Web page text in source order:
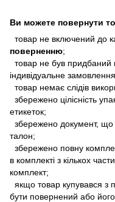
Ви можете повернути
товар не включений до
поверненню;
товар не був придбаний
індивідуальне
товар немає слідів
збережено цілісність
етикеток;
збережено документ, що
талон;
збережено повну
в комплекті з кількох
комплект;
якщо товар купувався з
бути повернений або його